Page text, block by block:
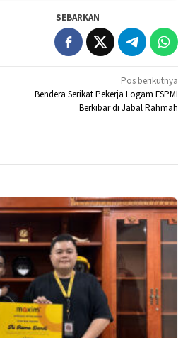
SEBARKAN
Pos berikutnya
Bendera Serikat Pekerja Logam FSPMI
Berkibar di Jabal Rahmah